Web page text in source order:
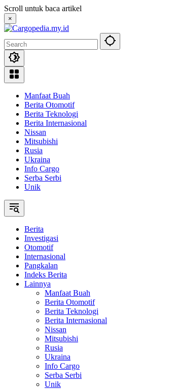
Skip
to
content
Scroll untuk baca artikel
×
Manfaat Buah
Berita Otomotif
Berita Teknologi
Berita Internasional
Nissan
Mitsubishi
Rusia
Ukraina
Info Cargo
Serba Serbi
Unik
Berita
Investigasi
Otomotif
Internasional
Pangkalan
Indeks Berita
Lainnya
Manfaat Buah
Berita Otomotif
Berita Teknologi
Berita Internasional
Nissan
Mitsubishi
Rusia
Ukraina
Info Cargo
Serba Serbi
Unik